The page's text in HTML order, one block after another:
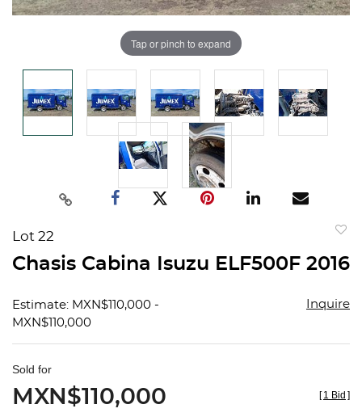
Tap or pinch to expand
Lot 22
Chasis Cabina Isuzu ELF500F 2016
Estimate: MXN$110,000 -
MXN$110,000
Inquire
Sold for
MXN$110,000 [ 1 Bid ]